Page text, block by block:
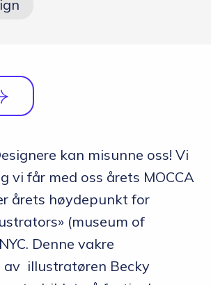
kan misunne oss! Vi
vi får med oss årets MOCCA
årets høydepunkt for
(museum of
Denne vakre
av illustratøren Becky